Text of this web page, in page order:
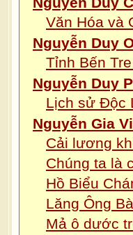
Văn Hóa và
Nguyễn Duy
Tỉnh Bến
Nguyễn Duy
Lịch sử Độc
Nguyễn Gia
Cải lương
Chúng ta là
Hồ Biểu
Lăng Ông
Mả ô dước